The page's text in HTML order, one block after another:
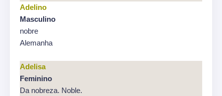
Adelino
Masculino
nobre
Alemanha
Adelisa
Feminino
Da nobreza. Noble.